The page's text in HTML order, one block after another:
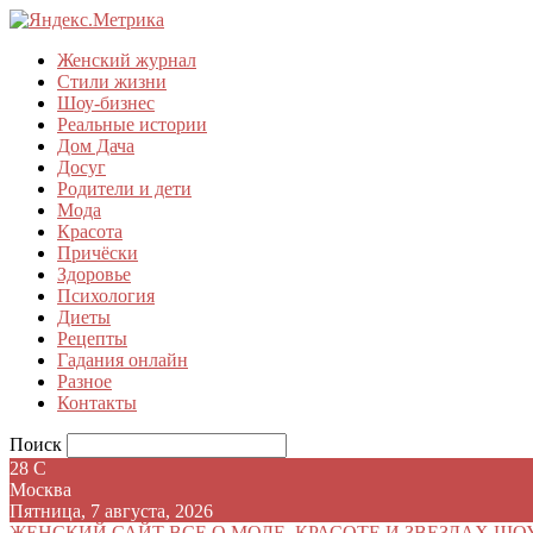
Женский журнал
Стили жизни
Шоу-бизнес
Реальные истории
Дом Дача
Досуг
Родители и дети
Мода
Красота
Причёски
Здоровье
Психология
Диеты
Рецепты
Гадания онлайн
Разное
Контакты
Поиск
28 C
Москва
Пятница, 7 августа, 2026